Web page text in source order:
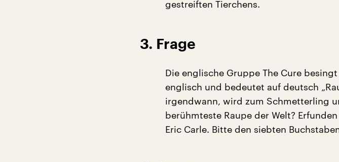
gestreiften Tierchens.
3. Frage
Die englische Gruppe The Cure
englisch und bedeutet auf deutsch
irgendwann, wird zum Schmetterling
berühmteste Raupe der Welt?
Eric Carle. Bitte den siebten